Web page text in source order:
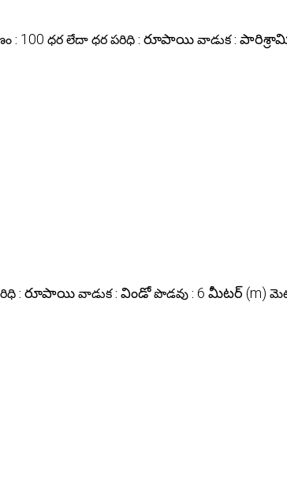
: 100 ధర లేదా ధర పరిధి : రూపాయి వాడుక :
: రూపాయి వాడుక : విండో పొడవు : 6 మీటర్ (m)